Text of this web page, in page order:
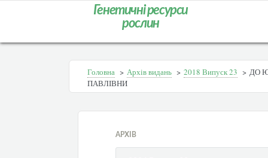
Генетичні ресурси
рослин
Головна > Архів видань > 2018 Випуск 23 > ДО
ПАВЛІВНИ
АРХІВ